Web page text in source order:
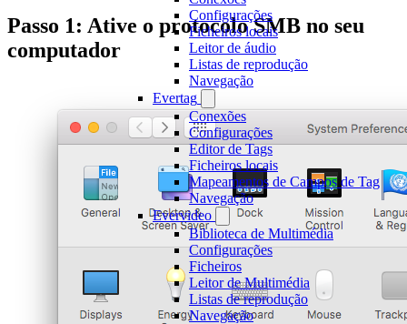
Configurações
Ficheiros locais
Leitor de áudio
Listas de reprodução
Navegação
Evertag
Conexões
Configurações
Editor de Tags
Ficheiros locais
Mapeamentos de Campos de Tag
Navegação
Evervideo
Biblioteca de Multimédia
Configurações
Ficheiros
Leitor de Multimédia
Listas de reprodução
Navegação
Passo 1: Ative o protocolo SMB no seu
computador